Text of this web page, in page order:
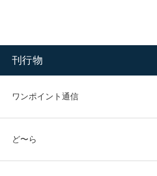
刊行物
ワンポイント通信
ど〜ら